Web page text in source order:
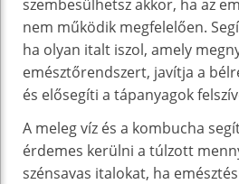
szembesülhetsz akkor, ha az
nem működik megfelelően.
ha olyan italt iszol, amely
emésztőrendszert, javítja a
és elősegíti a tápanyagok
A meleg víz és a kombucha
érdemes kerülni a túlzott
szénsavas italokat, ha